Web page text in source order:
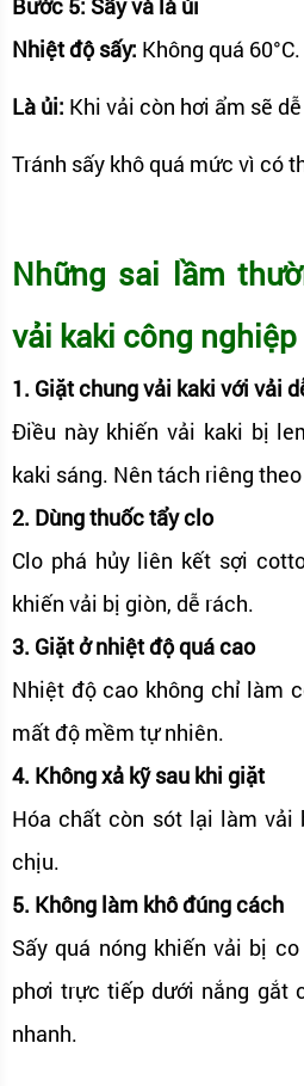
Nhiệt độ sấy: Không quá 60°C.
Là ủi: Khi vải còn hơi ẩm sẽ
Tránh sấy khô quá mức vì có
Những sai lầm
vải kaki công nghiệp
1. Giặt chung vải kaki với vải
Điều này khiến vải kaki bị
kaki sáng. Nên tách riêng
2. Dùng thuốc tẩy clo
Clo phá hủy liên kết sợi
khiến vải bị giòn, dễ rách.
3. Giặt ở nhiệt độ quá cao
Nhiệt độ cao không chỉ làm
mất độ mềm tự nhiên.
4. Không xả kỹ sau khi giặt
Hóa chất còn sót lại làm
chịu.
5. Không làm khô đúng cách
Sấy quá nóng khiến vải bị
phơi trực tiếp dưới nắng gắt
nhanh.